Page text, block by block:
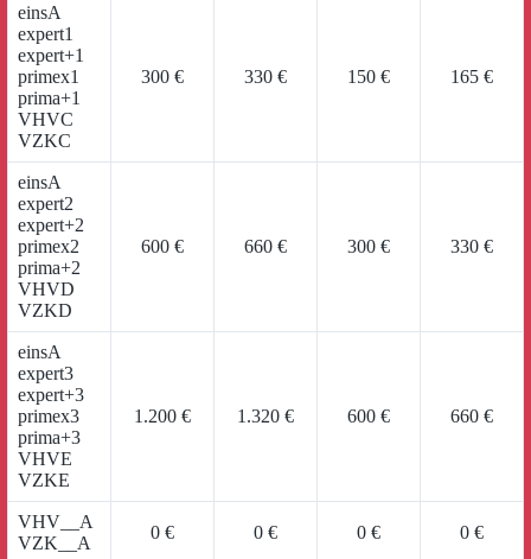
einsA
expert1
expert+1
primex1
prima+1
VHVC
VZKC
300 € 330 € 150 € 165 €
einsA
expert2
expert+2
primex2
prima+2
VHVD
VZKD
600 € 660 € 300 € 330 €
einsA
expert3
expert+3
primex3
prima+3
VHVE
VZKE
1.200 € 1.320 € 600 € 660 €
VHV__A
VZK__A
0 € 0 € 0 € 0 €